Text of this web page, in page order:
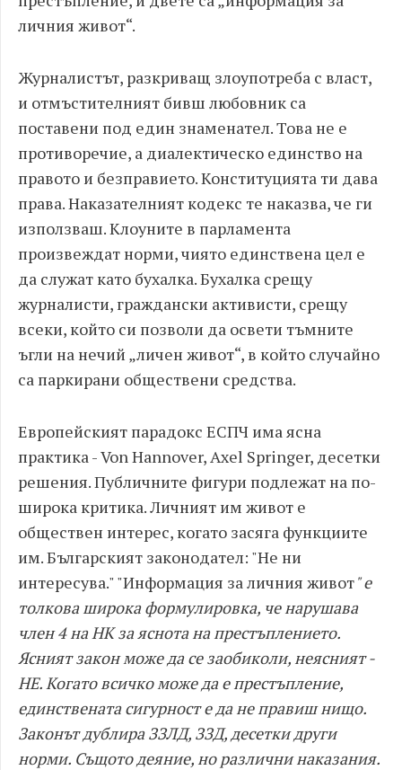
личния живот“.
Журналистът, разкриващ злоупотреба с власт,
и отмъстителният бивш любовник са
поставени под един знаменател. Това не е
противоречие, а диалектическо единство на
правото и безправието. Конституцията ти дава
права. Наказателният кодекс те наказва, че ги
използваш. Клоуните в парламента
произвеждат норми, чиято единствена цел е
да служат като бухалка. Бухалка срещу
журналисти, граждански активисти, срещу
всеки, който си позволи да освети тъмните
ъгли на нечий „личен живот“, в който случайно
са паркирани обществени средства.
Европейският парадокс ЕСПЧ има ясна
практика - Von Hannover, Axel Springer, десетки
решения. Публичните фигури подлежат на по-
широка критика. Личният им живот е
обществен интерес, когато засяга функциите
им. Българският законодател: "Не ни
интересува." "Информация за личния живот" е
толкова широка формулировка, че нарушава
член 4 на НК за яснота на престъплението.
Ясният закон може да се заобиколи, неясният -
НЕ. Когато всичко може да е престъпление,
единствената сигурност е да не правиш нищо.
Законът дублира ЗЗЛД, ЗЗД, десетки други
норми. Същото деяние, но различни наказания.